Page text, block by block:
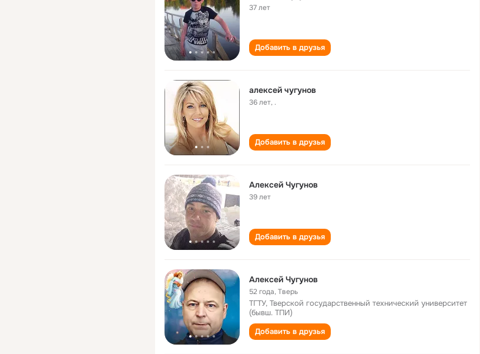
37 лет
Добавить в друзья
алексей чугунов
36 лет, .
Добавить в друзья
Алексей Чугунов
39 лет
Добавить в друзья
Алексей Чугунов
52 года,Тверь
ТГТУ, Тверской государственный технический университет
(бывш. ТПИ)
Добавить в друзья